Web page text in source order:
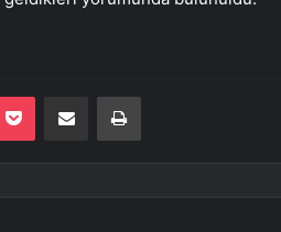
Pocket E-Posta ile paylaş Yazdır